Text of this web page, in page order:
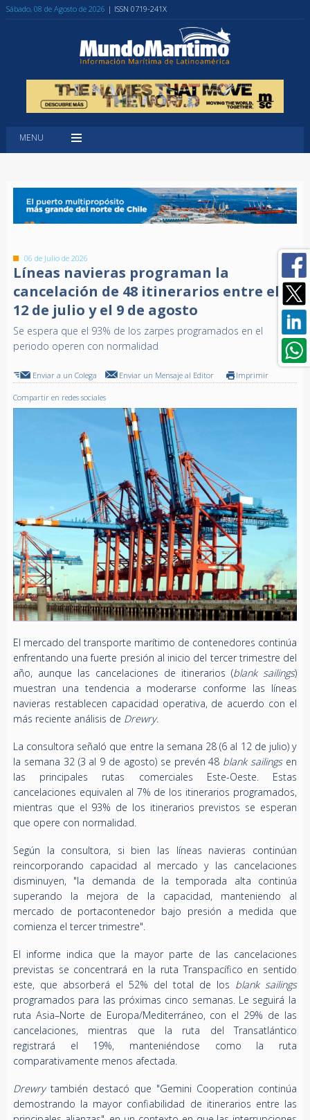
Sábado, 08 de Agosto de 2026 | ISSN 0719-241X
MENU
06 de Julio de 2026
Líneas navieras programan la
cancelación de 48 itinerarios entre el
12 de julio y el 9 de agosto
Se espera que el 93% de los zarpes programados en el
periodo operen con normalidad
Enviar a un Colega Enviar un Mensaje al Editor Imprimir
Compartir en redes sociales
El mercado del transporte marítimo de contenedores continúa
enfrentando una fuerte presión al inicio del tercer trimestre del
año, aunque las cancelaciones de itinerarios (blank sailings)
muestran una tendencia a moderarse conforme las líneas
navieras restablecen capacidad operativa, de acuerdo con el
más reciente análisis de Drewry.
La consultora señaló que entre la semana 28 (6 al 12 de julio) y
la semana 32 (3 al 9 de agosto) se prevén 48 blank sailings en
las principales rutas comerciales Este-Oeste. Estas
cancelaciones equivalen al 7% de los itinerarios programados,
mientras que el 93% de los itinerarios previstos se esperan
que opere con normalidad.
Según la consultora, si bien las líneas navieras continúan
reincorporando capacidad al mercado y las cancelaciones
disminuyen, "la demanda de la temporada alta continúa
superando la mejora de la capacidad, manteniendo al
mercado de portacontenedor bajo presión a medida que
comienza el tercer trimestre".
El informe indica que la mayor parte de las cancelaciones
previstas se concentrará en la ruta Transpacífico en sentido
este, que absorberá el 52% del total de los blank sailings
programados para las próximas cinco semanas. Le seguirá la
ruta Asia–Norte de Europa/Mediterráneo, con el 29% de las
cancelaciones, mientras que la ruta del Transatlántico
registrará el 19%, manteniéndose como la ruta
comparativamente menos afectada.
Drewry también destacó que "Gemini Cooperation continúa
demostrando la mayor confiabilidad de itinerarios entre las